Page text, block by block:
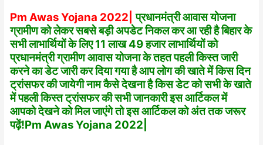
Pm Awas Yojana 2022| प्रधानमंत्री आवास योजना
ग्रामीण को लेकर सबसे बड़ी अपडेट निकल कर आ रही है बिहार के
सभी लाभार्थियों के लिए 11 लाख 49 हजार लाभार्थियों को
प्रधानमंत्री ग्रामीण आवास योजना के तहत पहली किस्त जारी
करने का डेट जारी कर दिया गया है आप लोग की खाते में किस दिन
ट्रांसफर की जायेगी नाम कैसे देखना है किस डेट को सभी के खाते
में पहली किस्त ट्रांसफर की सभी जानकारी इस आर्टिकल में
आपको देखने को मिल जाएंगे तो इस आर्टिकल को अंत तक जरूर
पढ़ें!Pm Awas Yojana 2022|